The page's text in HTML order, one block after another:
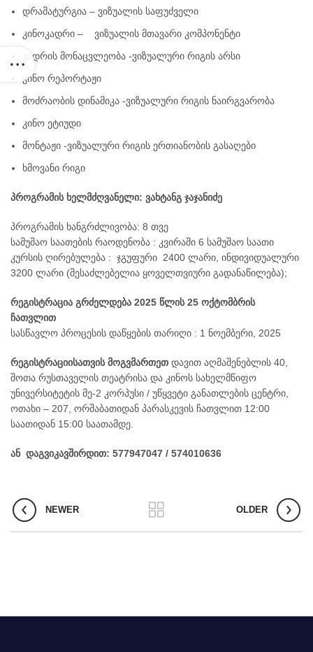
დრამატურგია – ვიზუალის საფუძველი
კინოკადრი – ვიზუალის მთავარი კომპონენტი
კადრის მონაცვლეობა -ვიზუალური რიგის არსი
კინო რეპორტაჟი
მოძრაობის დინამიკა -ვიზუალური რიგის ნაირგვარობა
კინო ეტიუდი
მონტაჟი -ვიზუალური რიგის ერთიანობის გასაღები
ხმოვანი რიგი
პროგრამის ხელმძღვანელი: ვახტანგ ჯაჯანიძე
პროგრამის ხანგრძლივობა: 8 თვე
სამუშაო საათების რაოდენობა : კვირაში 6 სამუშაო საათი
კურსის ღირებულება : ჯგუფური 2400 ლარი, ინდივიდუალური
3200 ლარი (შესაძლებელია ყოველთვიური გადანაწილება);
რეგისტრაცია გრძელდება 2025 წლის25 ოქტომბრის
ჩათვლით
სასწავლო პროცესის დაწყების თარიღი : 1 ნოემბერი, 2025
რეგისტრაციისათვის მოგვმართეთ დავით აღმაშენებლის 40,
შოთა რუსთაველის თეატრისა და კინოს სახელმწიფო
უნივერსიტეტის მე-2 კორპუსი / უწყვეტი განათლების ცენტრი,
ოთახი – 207, ორშაბათიდან პარასკევის ჩათვლით 12:00
საათიდან 15:00 საათამდე.
ან დაგვიკავშირდით: 577947047 / 574010636
NEWER OLDER
და სახელოვნებო მეცნიერებების, მედიისა და
აკადემიური თანამდებობის დასაკავებლად კონკურსის